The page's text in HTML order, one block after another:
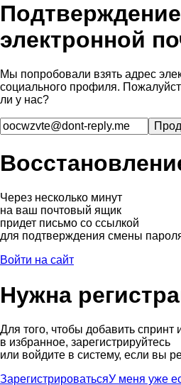
электронной
Мы попробовали взять адрес
социального профиля.
ли у нас?
Через несколько минут
на ваш почтовый ящик
придет письмо со ссылкой
для подтверждения смены
Войти на сайт
Нужна
Для того, чтобы добавить спринт
в избранное, зарегистрируйтесь
или войдите в систему, если вы
ЗарегистрироватьсяУ меня уже